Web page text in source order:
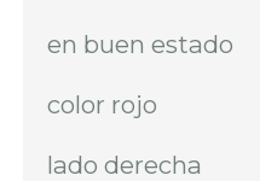
en buen estado
color rojo
lado derecha